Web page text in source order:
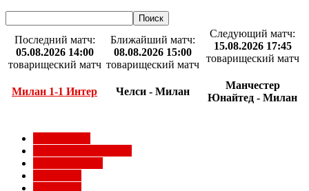
Последний матч:
05.08.2026 14:00
товарищеский матч
Милан 1-1 Интер
Ближайший матч:
08.08.2026 15:00
товарищеский матч
Челси - Милан
Следующий матч:
15.08.2026 17:45
товарищеский матч
Манчестер
Юнайтед - Милан